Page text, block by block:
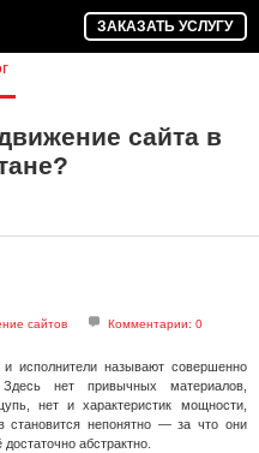
ЗАКАЗАТЬ УСЛУГУ
сайта в
сайтов Комментарии: 0
исполнители называют совершенно
нет привычных материалов,
нет и характеристик мощности,
становится непонятно — за что они
абстрактно.